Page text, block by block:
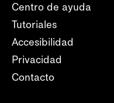
Centro de ayuda
Tutoriales
Accesibilidad
Privacidad
Contacto